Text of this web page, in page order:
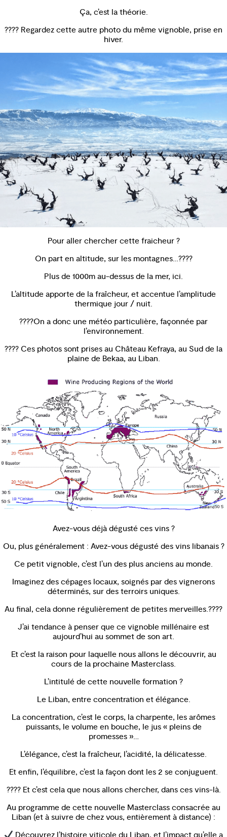
Ça, c’est la théorie.
???? Regardez cette autre photo du même vignoble, prise en
hiver.
Pour aller chercher cette fraicheur ?
On part en altitude, sur les montagnes…????️
Plus de 1000m au-dessus de la mer, ici.
L’altitude apporte de la fraîcheur, et accentue l’amplitude
thermique jour / nuit.
????On a donc une météo particulière, façonnée par
l’environnement.
???? Ces photos sont prises au Château Kefraya, au Sud de la
plaine de Bekaa, au Liban.
Avez-vous déjà dégusté ces vins ?
Ou, plus généralement : Avez-vous dégusté des vins libanais ?
Ce petit vignoble, c’est l’un des plus anciens au monde.
Imaginez des cépages locaux, soignés par des vignerons
déterminés, sur des terroirs uniques.
Au final, cela donne régulièrement de petites merveilles.????
J’ai tendance à penser que ce vignoble millénaire est
aujourd’hui au sommet de son art.
Et c’est la raison pour laquelle nous allons le découvrir, au
cours de la prochaine Masterclass.
L’intitulé de cette nouvelle formation ?
Le Liban, entre concentration et élégance.
La concentration, c’est le corps, la charpente, les arômes
puissants, le volume en bouche, le jus « pleins de
promesses »…
L’élégance, c’est la fraîcheur, l’acidité, la délicatesse.
Et enfin, l’équilibre, c’est la façon dont les 2 se conjuguent.
???? Et c’est cela que nous allons chercher, dans ces vins-là.
Au programme de cette nouvelle Masterclass consacrée au
Liban (et à suivre de chez vous, entièrement à distance) :